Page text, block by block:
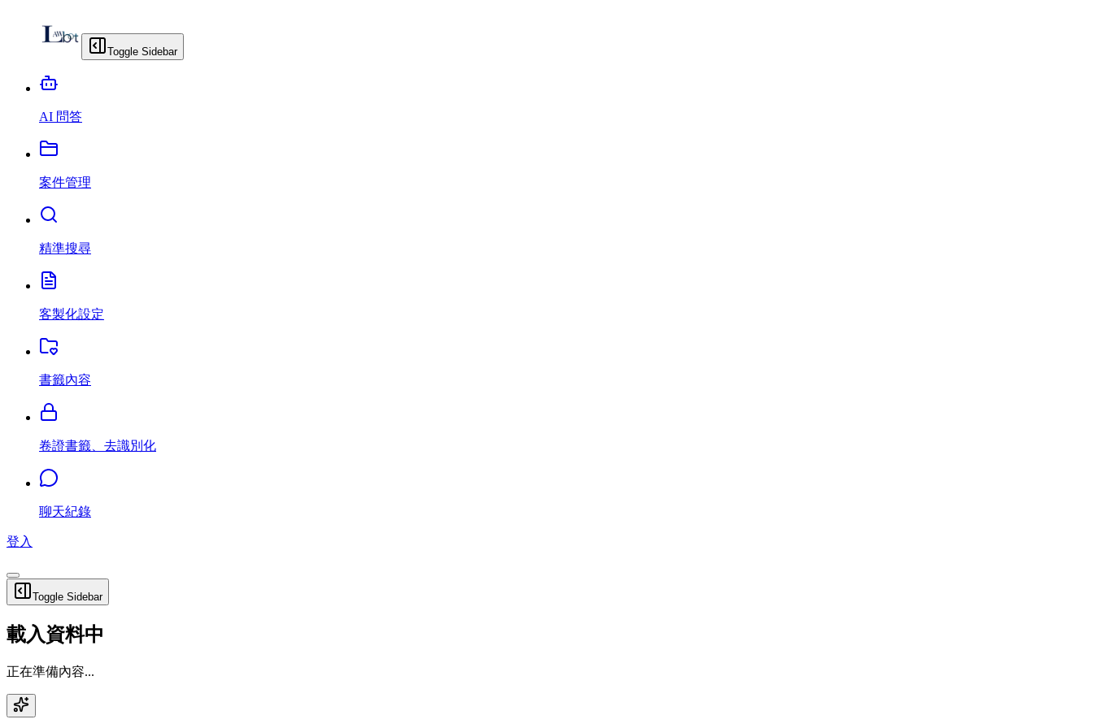
Toggle Sidebar
AI 問答
案件管理
精準搜尋
客製化設定
書籤內容
卷證書籤、去識別化
聊天紀錄
登入
Toggle Sidebar
載入資料中
正在準備內容...